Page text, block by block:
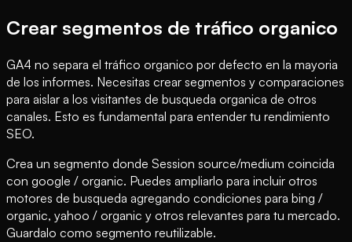
Crear segmentos de tráfico organico
GA4 no separa el tráfico organico por defecto en la mayoria
de los informes. Necesitas crear segmentos y comparaciones
para aislar a los visitantes de busqueda organica de otros
canales. Esto es fundamental para entender tu rendimiento
SEO.
Crea un segmento donde Session source/medium coincida
con google / organic. Puedes ampliarlo para incluir otros
motores de busqueda agregando condiciones para bing /
organic, yahoo / organic y otros relevantes para tu mercado.
Guardalo como segmento reutilizable.